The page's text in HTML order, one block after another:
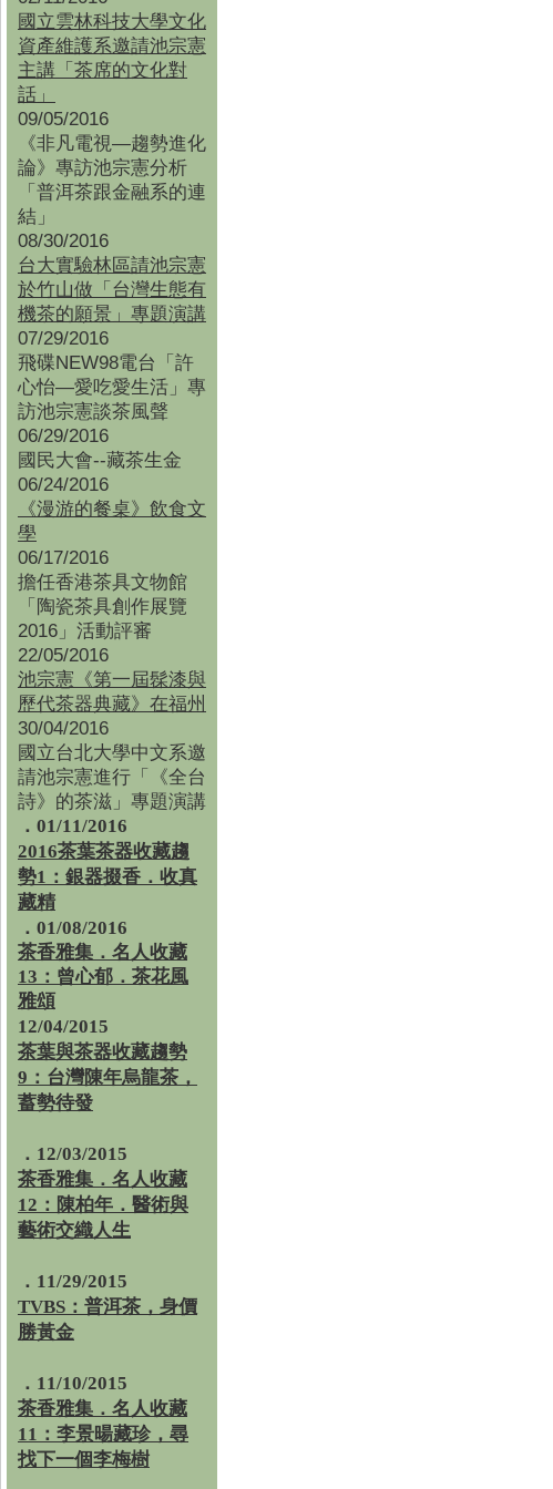
國立雲林科技大學文化
資產維護系邀請池宗憲
主講「茶席的文化對
話」
09/05/2016
《非凡電視—趨勢進化
論》專訪池宗憲分析
「普洱茶跟金融系的連
結」
08/30/2016
台大實驗林區請池宗憲
於竹山做「台灣生態有
機茶的願景」專題演講
07/29/2016
飛碟NEW98電台「許
心怡—愛吃愛生活」專
訪池宗憲談茶風聲
06/29/2016
國民大會--藏茶生金
06/24/2016
《漫游的餐桌》飲食文
學
06/17/2016
擔任香港茶具文物館
「陶瓷茶具創作展覽
2016」活動評審
22/05/2016
池宗憲《第一屆髹漆與
歷代茶器典藏》在福州
30/04/2016
國立台北大學中文系邀
請池宗憲進行「《全台
詩》的茶滋」專題演講
．01/11/2016
2016茶葉茶器收藏趨
勢1：銀器掇香．收真
藏精
．01/08/2016
茶香雅集 ． 名人收藏
13：曾心郁．茶花風
雅頌
12/04/2015
茶葉與茶器收藏趨勢
9：台灣陳年烏龍茶，
蓄勢待發
．12/03/2015
茶香雅集．名人收藏
12：陳柏年．醫術與
藝術交織人生
．11/29/2015
TVBS：普洱茶，身價
勝黃金
．11/10/2015
茶香雅集．名人收藏
11：李景暘藏珍，尋
找下一個李梅樹